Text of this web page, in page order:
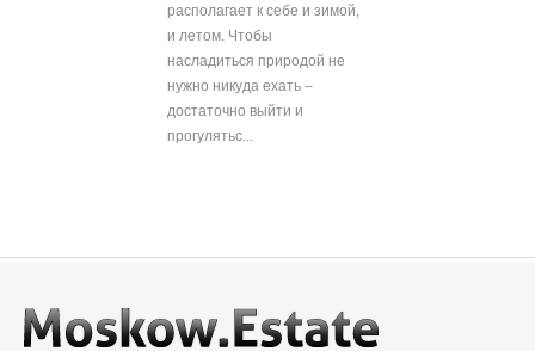
располагает к себе и зимой,
и летом. Чтобы
насладиться природой не
нужно никуда ехать –
достаточно выйти и
прогулятьс...